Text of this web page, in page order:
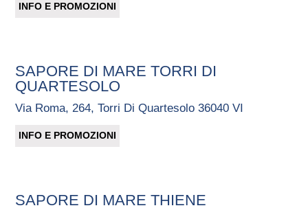
INFO E PROMOZIONI
SAPORE DI MARE TORRI DI
QUARTESOLO
Via Roma, 264, Torri Di Quartesolo 36040 VI
INFO E PROMOZIONI
SAPORE DI MARE THIENE